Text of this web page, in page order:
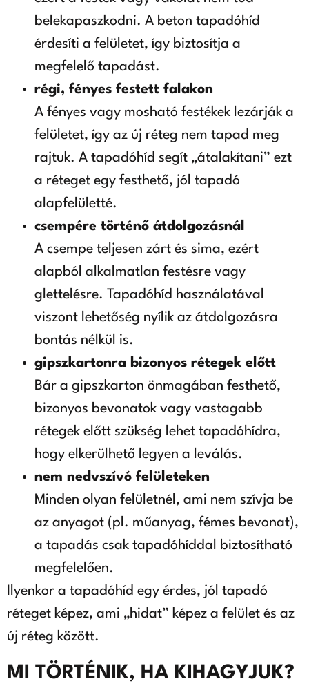
belekapaszkodni. A beton tapadóhíd
érdesíti a felületet, így biztosítja a
megfelelő tapadást.
régi, fényes festett falakon
A fényes vagy mosható festékek lezárják a
felületet, így az új réteg nem tapad meg
rajtuk. A tapadóhíd segít „átalakítani” ezt
a réteget egy festhető, jól tapadó
alapfelületté.
csempére történő átdolgozásnál
A csempe teljesen zárt és sima, ezért
alapból alkalmatlan festésre vagy
glettelésre. Tapadóhíd használatával
viszont lehetőség nyílik az átdolgozásra
bontás nélkül is.
gipszkartonra bizonyos rétegek előtt
Bár a gipszkarton önmagában festhető,
bizonyos bevonatok vagy vastagabb
rétegek előtt szükség lehet tapadóhídra,
hogy elkerülhető legyen a leválás.
nem nedvszívó felületeken
Minden olyan felületnél, ami nem szívja be
az anyagot (pl. műanyag, fémes bevonat),
a tapadás csak tapadóhíddal biztosítható
megfelelően.
Ilyenkor a tapadóhíd egy érdes, jól tapadó
réteget képez, ami „hidat” képez a felület és az
új réteg között.
MI TÖRTÉNIK, HA KIHAGYJUK?